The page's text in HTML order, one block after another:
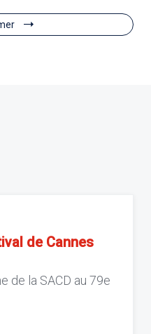
de Cannes
de la SACD au 79e